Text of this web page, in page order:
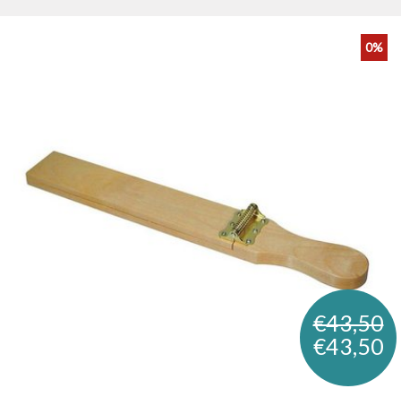
0%
€43,50
€43,50